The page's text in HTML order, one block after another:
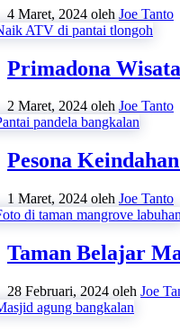
4 Maret, 2024 oleh Joe Tanto
Primadona
2 Maret, 2024 oleh Joe Tanto
Pesona
1 Maret, 2024 oleh Joe Tanto
Taman Belajar
28 Februari, 2024 oleh Joe